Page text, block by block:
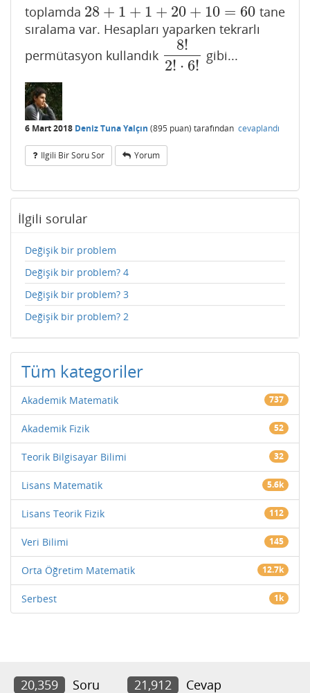
toplamda 28 + 1 + 1 + 20 + 10 = 60
28+1+ 1 +20+ 10 =60
tane
sıralama var. Hesapları yaparken tekrarlı
permütasyon kullandık
8!
2! ⋅ 6!
8!2!⋅6! gibi...
6 Mart 2018 Deniz Tuna Yalçın (895 puan) tarafından cevaplandı
Ilgili Bir Soru Sor Yorum
İlgili sorular
Değişik bir problem
Değişik bir problem? 4
Değişik bir problem? 3
Değişik bir problem? 2
Tüm kategoriler
Akademik Matematik 737
Akademik Fizik 52
Teorik Bilgisayar Bilimi 32
Lisans Matematik 5.6k
Lisans Teorik Fizik 112
Veri Bilimi 145
Orta Öğretim Matematik 12.7k
Serbest 1k
20,359 Soru 21,912 Cevap